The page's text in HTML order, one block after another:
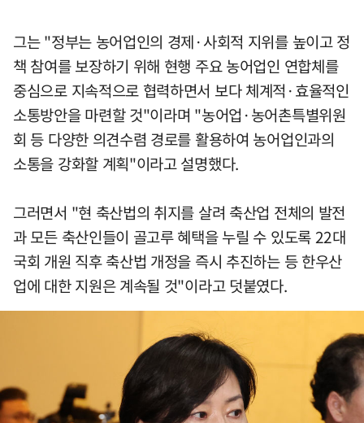
그는 "정부는 농어업인의 경제·사회적 지위를 높이고 정
책 참여를 보장하기 위해 현행 주요 농어업인 연합체를
중심으로 지속적으로 협력하면서 보다 체계적·효율적인
소통방안을 마련할 것"이라며 "농어업·농어촌특별위원
회 등 다양한 의견수렴 경로를 활용하여 농어업인과의
소통을 강화할 계획"이라고 설명했다.
그러면서 "현 축산법의 취지를 살려 축산업 전체의 발전
과 모든 축산인들이 골고루 혜택을 누릴 수 있도록 22대
국회 개원 직후 축산법 개정을 즉시 추진하는 등 한우산
업에 대한 지원은 계속될 것"이라고 덧붙였다.